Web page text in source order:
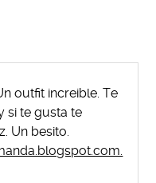
outfit increible. Te
si te gusta te
Un besito.